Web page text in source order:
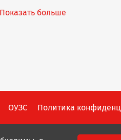
Показать больше
ОУЗС Политика